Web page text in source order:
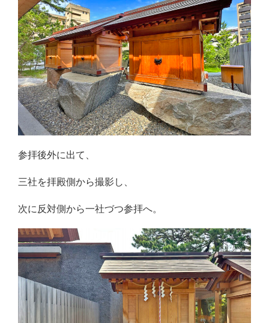
参拝後外に出て、
三社を拝殿側から撮影し、
次に反対側から一社づつ参拝へ。